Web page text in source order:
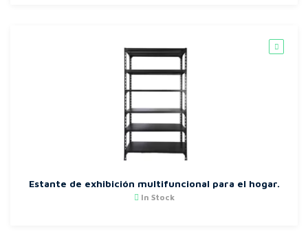
Estante de exhibición multifuncional para el hogar.
In Stock